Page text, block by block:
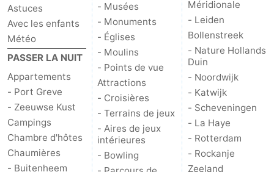
Méridionale
-
Leiden
Bollenstreek
-
Nature
Hollands
Duin
-
Noordwijk
-
Katwijk
-
Astuces
Avec les enfants
Météo
PASSER LA NUIT
Appartements
- Port Greve
- Zeeuwse Kust
Campings
Chambre d'hôtes
Chaumières
- Buitenheem
- Musées
- Monuments
- Églises
- Moulins
- Points de vue
Attractions
- Croisières
- Terrains de jeux
- Aires de jeux
intérieures
- Bowling
Méridionale
- Leiden
Bollenstreek
- Nature Hollands
Duin
- Noordwijk
- Katwijk
- Scheveningen
- La Haye
- Rotterdam
- Rockanje
Zeeland